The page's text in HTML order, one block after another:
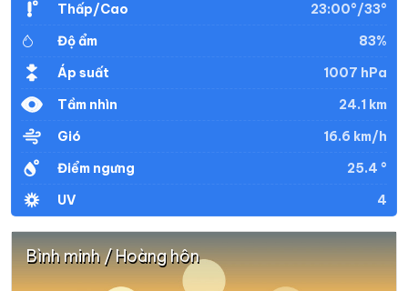
20:00
21:00 29°
22:00 29°/
34°
Thấp/Cao
23:00°/33°
Độ ẩm
83%
Áp suất
1007 hPa
Tầm nhìn
24.1 km
Gió
16.6 km/h
Điểm ngưng
25.4 °
UV
4
Bình minh / Hoàng hôn